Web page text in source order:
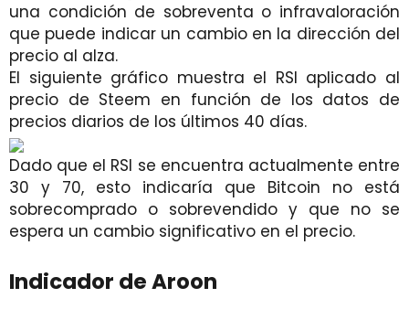
una condición de sobreventa o infravaloración
que puede indicar un cambio en la dirección del
precio al alza.
El siguiente gráfico muestra el RSI aplicado al
precio de Steem en función de los datos de
precios diarios de los últimos 40 días.
Dado que el RSI se encuentra actualmente entre
30 y 70, esto indicaría que Bitcoin no está
sobrecomprado o sobrevendido y que no se
espera un cambio significativo en el precio.
Indicador de Aroon